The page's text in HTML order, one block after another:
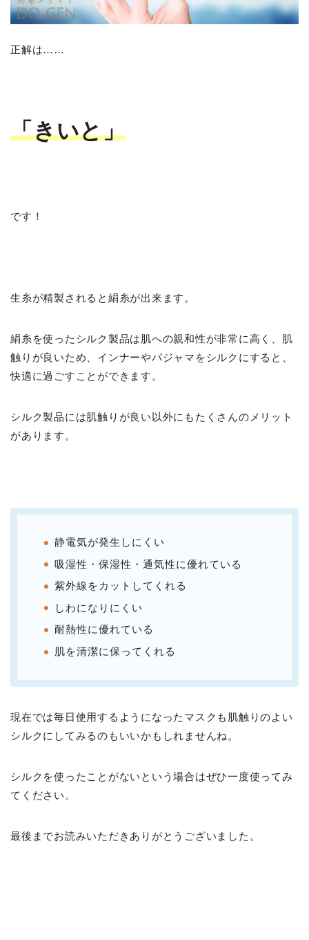
正解は……
「きいと」
です！
生糸が精製されると絹糸が出来ます。
絹糸を使ったシルク製品は肌への親和性が非常に高く、肌
触りが良いため、インナーやパジャマをシルクにすると、
快適に過ごすことができます。
シルク製品には肌触りが良い以外にもたくさんのメリット
があります。
静電気が発生しにくい
吸湿性・保湿性・通気性に優れている
紫外線をカットしてくれる
しわになりにくい
耐熱性に優れている
肌を清潔に保ってくれる
現在では毎日使用するようになったマスクも肌触りのよい
シルクにしてみるのもいいかもしれませんね。
シルクを使ったことがないという場合はぜひ一度使ってみ
てください。
最後までお読みいただきありがとうございました。